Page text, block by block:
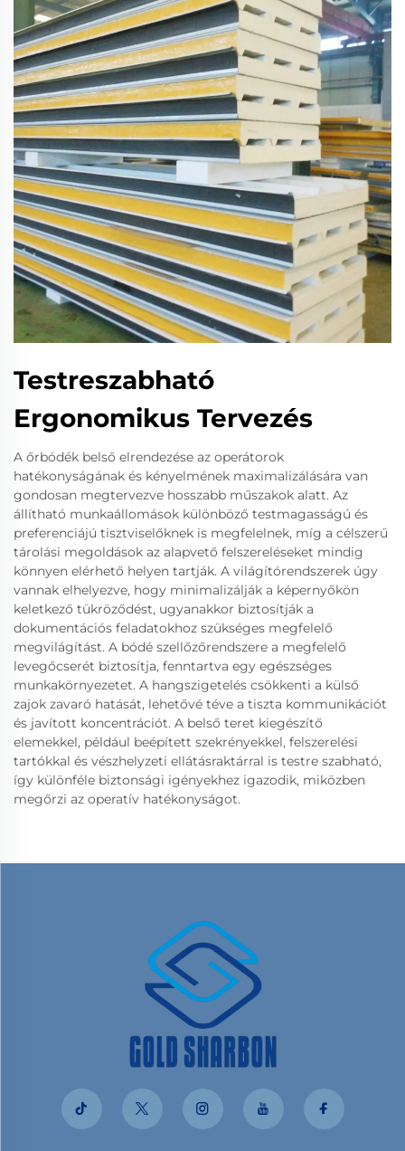
Testreszabható
Ergonomikus Tervezés
A őrbódék belső elrendezése az operátorok
hatékonyságának és kényelmének maximalizálására van
gondosan megtervezve hosszabb műszakok alatt. Az
állítható munkaállomások különböző testmagasságú és
preferenciájú tisztviselőknek is megfelelnek, míg a célszerű
tárolási megoldások az alapvető felszereléseket mindig
könnyen elérhető helyen tartják. A világítórendszerek úgy
vannak elhelyezve, hogy minimalizálják a képernyőkön
keletkező tükröződést, ugyanakkor biztosítják a
dokumentációs feladatokhoz szükséges megfelelő
megvilágítást. A bódé szellőzőrendszere a megfelelő
levegőcserét biztosítja, fenntartva egy egészséges
munkakörnyezetet. A hangszigetelés csökkenti a külső
zajok zavaró hatását, lehetővé téve a tiszta kommunikációt
és javított koncentrációt. A belső teret kiegészítő
elemekkel, például beépített szekrényekkel, felszerelési
tartókkal és vészhelyzeti ellátásraktárral is testre szabható,
így különféle biztonsági igényekhez igazodik, miközben
megőrzi az operatív hatékonyságot.